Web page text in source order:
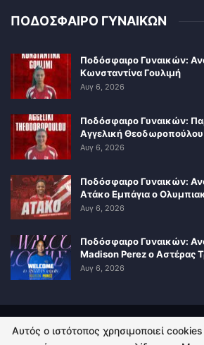
ΠΟΔΟΣΦΑΙΡΟ ΓΥΝΑΙΚΩΝ
Ποδόσφαιρο Γυναικών:
Κωνσταντίνα Γουλιμή
Αυγ 6, 2026
Ποδόσφαιρο Γυναικών:
Αγγελική Θεοδωροπούλου
Αυγ 6, 2026
Ποδόσφαιρο Γυναικών:
Ατάκο Εμπάγια ο
Αυγ 6, 2026
Ποδόσφαιρο Γυναικών:
Madison Perez ο Αστέρας
Αυγ 6, 2026
ΠΟΛΙΤΙΚΗ ΑΠΟΡΡΗΤΟΥ
Αυτός ο ιστότοπος χρησιμοποιεί